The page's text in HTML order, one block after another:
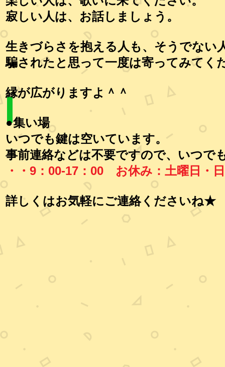
寂しい人は、お話しましょう。
生きづらさを抱える人も、そうでない
騙されたと思って一度は寄ってみてく
縁が広がりますよ＾＾
●集い場
いつでも鍵は空いています。
事前連絡などは不要ですので、いつで
・・9：00-17：00 お休み：土曜日・
詳しくはお気軽にご連絡くださいね★